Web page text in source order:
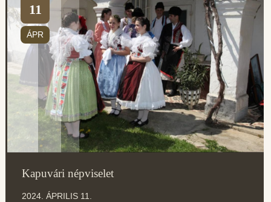
11
ÁPR
Kapuvári népviselet
2024. ÁPRILIS 11.